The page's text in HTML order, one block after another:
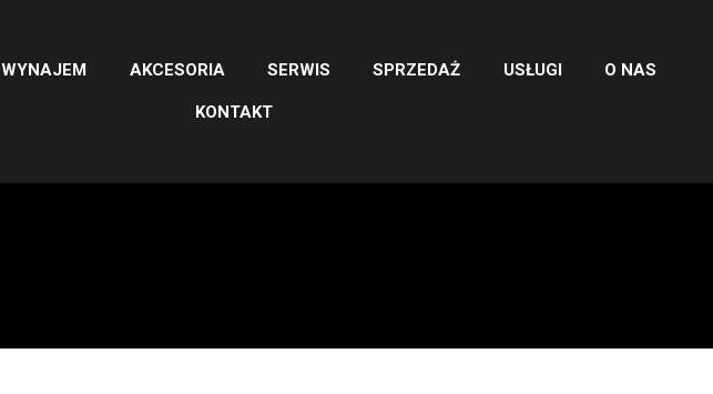
WYNAJEM AKCESORIA SERWIS SPRZEDAŻ USŁUGI O NAS
KONTAKT